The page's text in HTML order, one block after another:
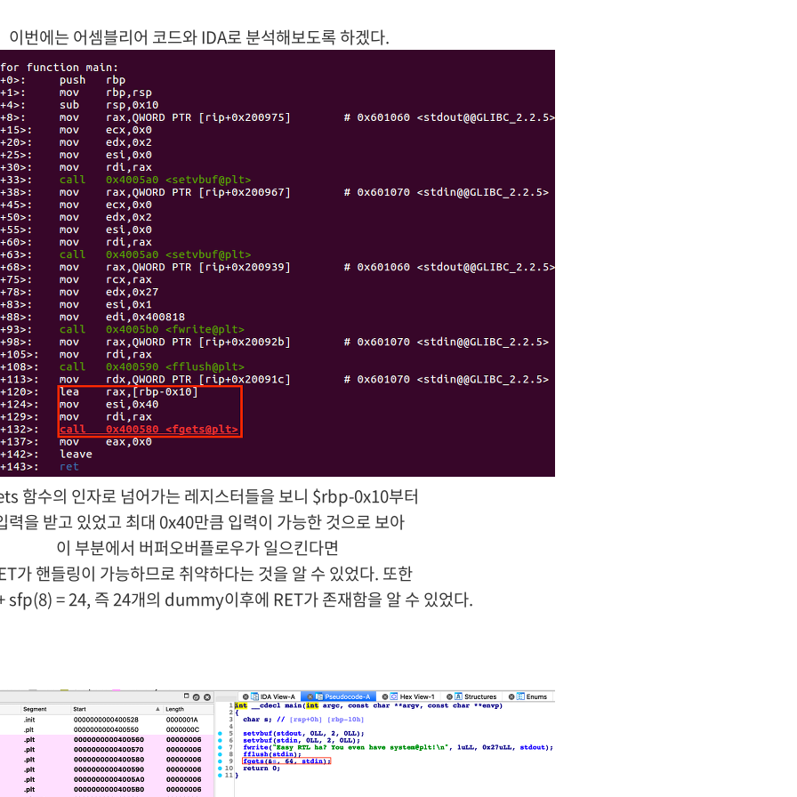
이번에는 어셈블리어 코드와 IDA로 분석해보도록 하겠다.
함수의 인자로 넘어가는 레지스터들을 보니 $rbp-0x10부터
력을 받고 있었고 최대 0x40만큼 입력이 가능한 것으로 보아
이 부분에서 버퍼오버플로우가 일으킨다면
가 핸들링이 가능하므로취약하다는 것을 알 수 있었다. 또한
= 24, 즉 24개의 dummy이후에 RET가 존재함을 알 수 있었다.